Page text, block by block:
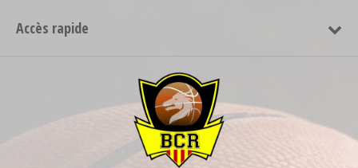
Accès rapide